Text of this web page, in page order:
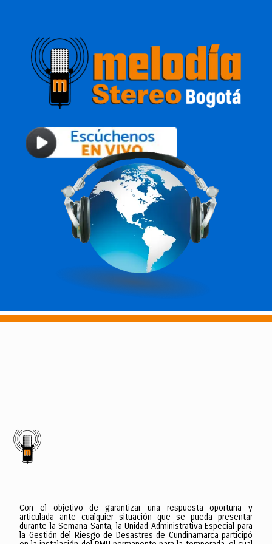
Con el objetivo de garantizar una respuesta oportuna y
articulada ante cualquier situación que se pueda presentar
durante la Semana Santa, la Unidad Administrativa Especial para
la Gestión del Riesgo de Desastres de Cundinamarca participó